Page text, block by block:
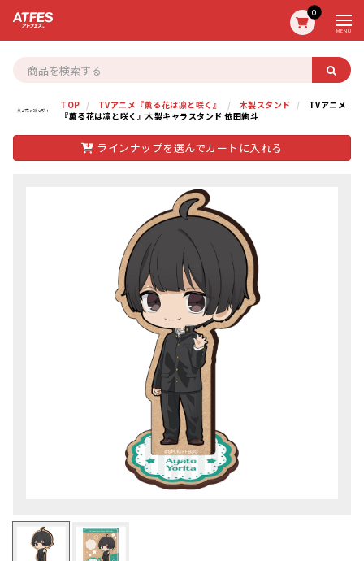
0
MENU
TOP TVアニメ『薫る花は凛と咲く』 木製スタンド
TVアニメ
『薫る花は凛と咲く』木製キャラスタンド 依田絢斗
ラインナップを選んでカートに入れる